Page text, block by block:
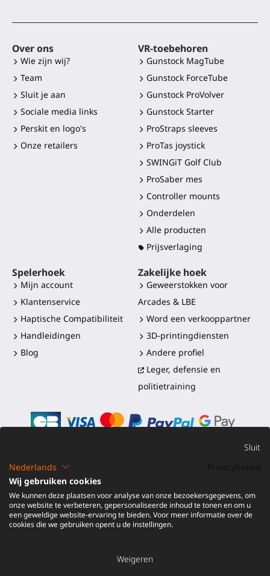
Over ons
Wie zijn wij?
Team
Sluit je aan
Sociale media links
Perskit en logo's
Onze retailers
VR-toebehoren
Gunstock MagTube
Gunstock ForceTube
Gunstock ProVolver
Gunstock Starter
ProStraps sleeves
ProTas joystick
SWINGiT Golf Club
ProSaber mes
Controller mounts
Onderdelen
Alle producten
Prijsverlaging
Spelerhoek
Mijn account
Klantenservice
Haptische Compatibiliteit
Handleidingen
Blog
Zakelijke hoek
Geweerstokken voor
Arcades & LBE
Word een verkooppartner
3D-printingdiensten
Andere profiel
Leger, defensie en
politietraining
©2016-2026 - ProTubeVR™
Verzending en douanerechten
Terugbetaling
Sluit
Nederlands
Wij gebruiken cookies
We kunnen deze plaatsen voor analyse van onze bezoekersgegevens, om
onze website te verbeteren, gepersonaliseerde inhoud te tonen en om u
een geweldige website-ervaring te bieden. Voor meer informatie over de
cookies die we gebruiken opent u de instellingen.
Weigeren